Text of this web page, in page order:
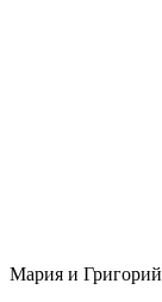
Мария и